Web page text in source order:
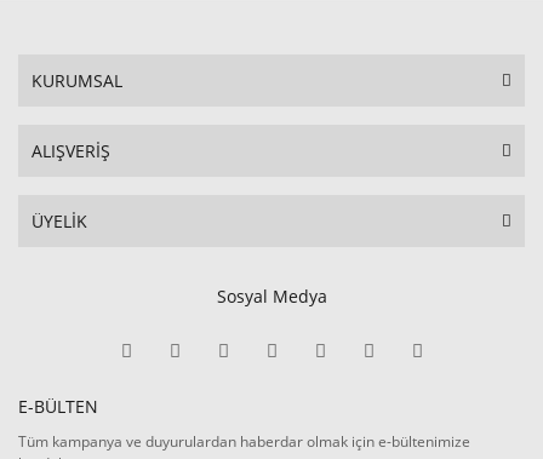
KURUMSAL
ALIŞVERİŞ
ÜYELİK
Sosyal Medya
E-BÜLTEN
Tüm kampanya ve duyurulardan haberdar olmak için e-bültenimize